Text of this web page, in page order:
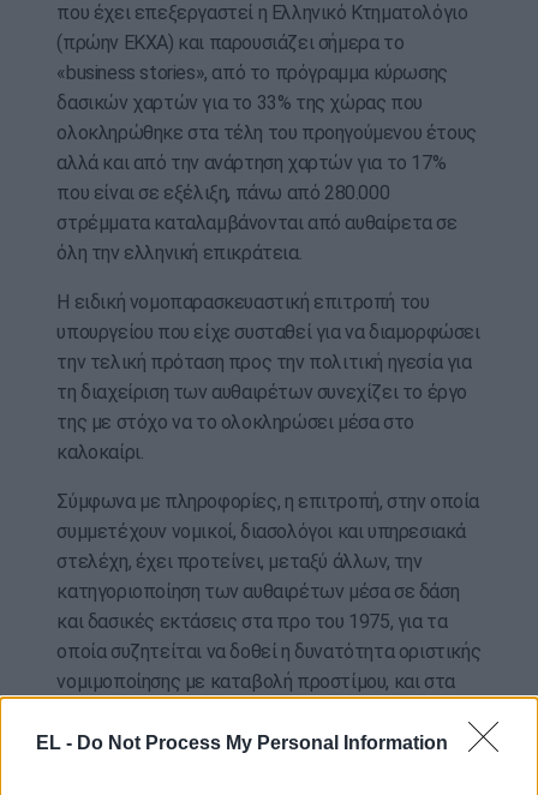
EL - Do Not Process My Personal Information
που έχει επεξεργαστεί η Ελληνικό Κτηματολόγιο
(πρώην ΕΚΧΑ) και παρουσιά­ζει σήμερα το
«business stories», από το πρόγραμμα κύρωσης
δασικών χαρτών για το 33% της χώρας που
ολοκληρώθηκε στα τέλη του προηγούμενου έτους
αλλά και από την ανάρτηση χαρτών για το 17%
που είναι σε εξέλιξη, πάνω από 280.000
στρέμματα καταλαμβάνονται από αυθαίρετα σε
όλη την ελληνική επικράτεια.
Η ειδική νομοπαρασκευαστική επιτροπή του
υπουργείου που είχε συσταθεί για να διαμορφώσει
την τελική πρόταση προς την πολιτική ηγεσία για
τη διαχείριση των αυθαιρέτων συνεχίζει το έργο
της με στόχο να το ολοκληρώσει μέσα στο
καλοκαίρι.
Σύμφωνα με πληροφορίες, η επιτροπή, στην οποία
συμμετέχουν νομικοί, διασολόγοι και υπηρεσιακά
στελέχη, έχει προτείνει, μεταξύ άλλων, την
κατηγοριοποίηση των αυθαιρέτων μέσα σε δάση
και δασικές εκτάσεις στα προ του 1975, για τα
οποία συζητείται να δοθεί η δυνατότητα οριστικής
νομιμοποίησης με καταβολή προστίμου, και στα
είδους πολύχρονη παράταση με μεγαλύτερο